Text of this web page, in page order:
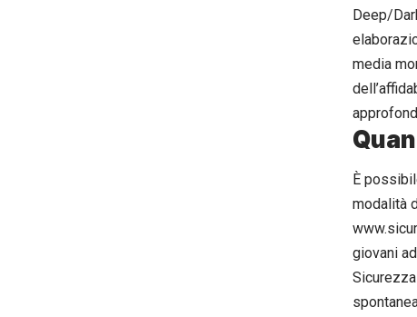
Deep/
media
È
modalità
giovani